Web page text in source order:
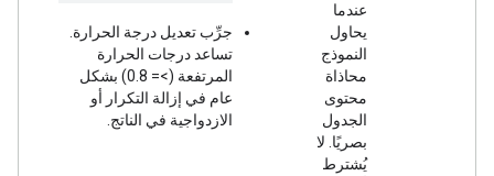
عندما
يحاول
النموذج
محاذاة
محتوى
الجدول
بصريًا. لا
يُشترط
جرِّب تعديل درجة الحرارة.
تساعد درجات الحرارة
المرتفعة (>= 0.8) بشكل
عام في إزالة التكرار أو
الازدواجية في الناتج.